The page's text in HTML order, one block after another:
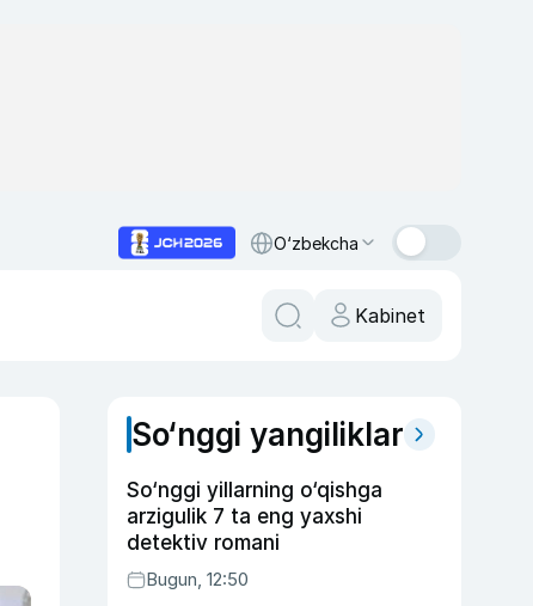
O‘zbekcha
Kabinet
So‘nggi yangiliklar
So‘nggi yillarning o‘qishga
arzigulik 7 ta eng yaxshi
detektiv romani
Bugun, 12:50